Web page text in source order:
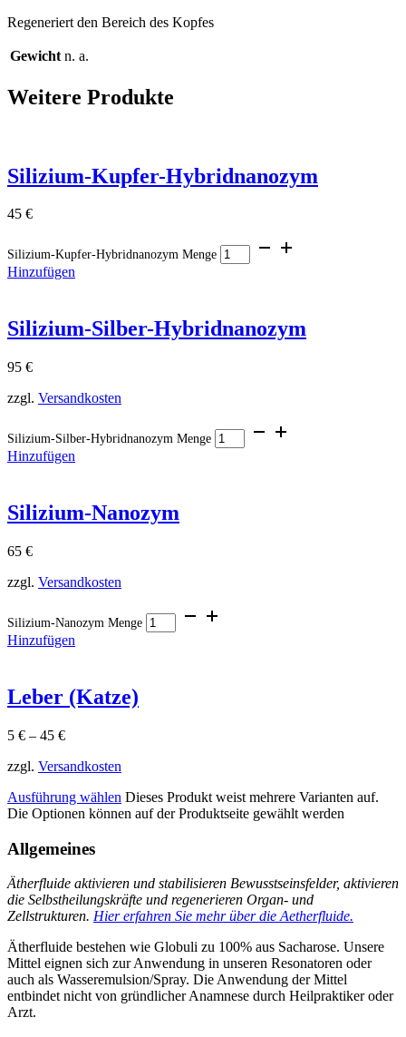
Regeneriert den Bereich des Kopfes
Gewicht n. a.
Weitere Produkte
Silizium-Kupfer-Hybridnanozym
45 €
Silizium-Kupfer-Hybridnanozym Menge
Hinzufügen
Silizium-Silber-Hybridnanozym
95 €
zzgl. Versandkosten
Silizium-Silber-Hybridnanozym Menge
Hinzufügen
Silizium-Nanozym
65 €
zzgl. Versandkosten
Silizium-Nanozym Menge
Hinzufügen
Leber (Katze)
5 € – 45 €
zzgl. Versandkosten
Ausführung wählen Dieses Produkt weist mehrere Varianten auf.
Die Optionen können auf der Produktseite gewählt werden
Allgemeines
Ätherfluide aktivieren und stabilisieren Bewusstseinsfelder, aktivieren
die Selbstheilungskräfte und regenerieren Organ- und
Zellstrukturen. Hier erfahren Sie mehr über die Aetherfluide.
Ätherfluide bestehen wie Globuli zu 100% aus Sacharose. Unsere
Mittel eignen sich zur Anwendung in unseren Resonatoren oder
auch als Wasseremulsion/Spray. Die Anwendung der Mittel
entbindet nicht von gründlicher Anamnese durch Heilpraktiker oder
Arzt.